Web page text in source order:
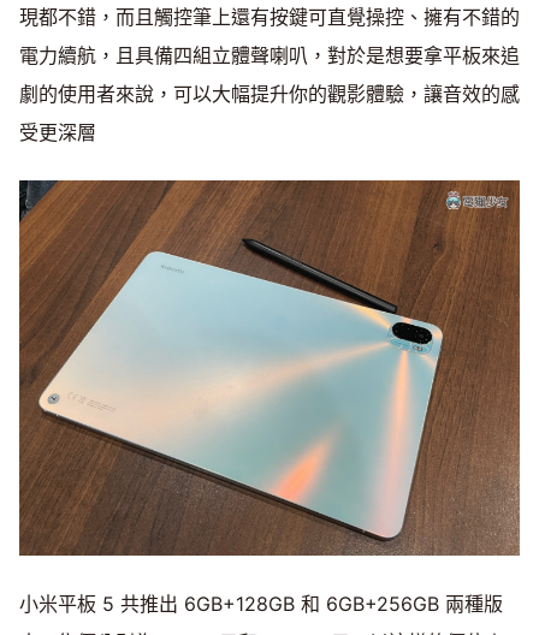
現都不錯，而且觸控筆上還有按鍵可直覺操控、擁有不錯的
電力續航，且具備四組立體聲喇叭，對於是想要拿平板來追
劇的使用者來說，可以大幅提升你的觀影體驗，讓音效的感
受更深層
小米平板 5 共推出 6GB+128GB 和 6GB+256GB 兩種版